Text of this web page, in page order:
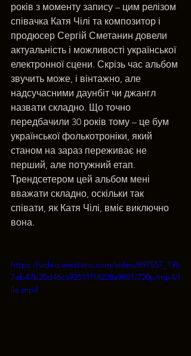
років з моменту запису – цим релізом
співачка Катя Чілі та композитор і
продюсер Сергій Сметанин довели
актуальність і можливості української
електронної сцени. Скрізь час альбом
звучить може, і вінтажно, але
надсучасними даунбіт чи джангл
назвати складно. Що точно
передбачили 30 років тому – це бум
української фолькотроніки, який
станом на зараз переживає не
перший, але потужний етап.
Трендсетером цей альбом мені
вважати складно, оскільки так
співати, як Катя Чілі, вміє виключно
вона.
https://video.wixstatic.com/video/697557_196
7eb47b20d46ca92511f18228a9881/720p/mp4/f
ile.mp4